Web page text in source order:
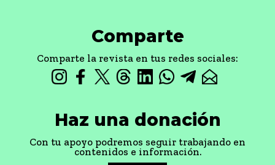
Comparte
Comparte la revista en tus redes sociales:
Haz una donación
Con tu apoyo podremos seguir trabajando en
contenidos e información.